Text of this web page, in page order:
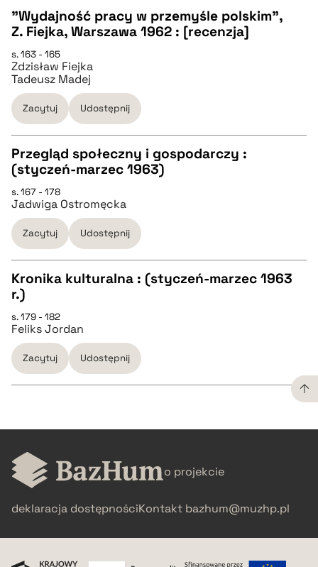
pobierz cytat
CZYSTY TEKST
pobierz cytat
BIBTEX
pobierz cytat
"Wydajność pracy w przemyśle polskim",
Z. Fiejka, Warszawa 1962 : [recenzja]
s. 163 - 165
Zdzisław Fiejka
Tadeusz Madej
Zacytuj Udostępnij
CZYSTY TEKST
pobierz cytat
BIBTEX
Przegląd społeczny i gospodarczy :
(styczeń-marzec 1963)
s. 167 - 178
Jadwiga Ostromęcka
Zacytuj Udostępnij
CZYSTY TEKST
pobierz cytat
BIBTEX
pobierz cytat
Kronika kulturalna : (styczeń-marzec 1963
r.)
s. 179 - 182
Feliks Jordan
Zacytuj Udostępnij
CZYSTY TEKST
pobierz cytat
BIBTEX
o projekcie
deklaracja dostępnościKontakt bazhum@muzhp.pl